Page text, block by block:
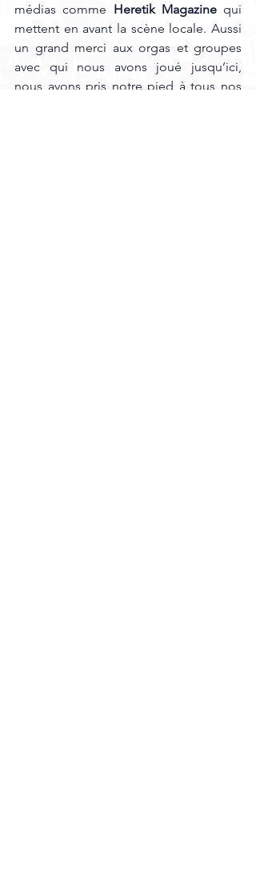
médias comme Heretik Magazine qui
mettent en avant la scène locale. Aussi
un grand merci aux orgas et groupes
avec qui nous avons joué jusqu’ici,
nous avons pris notre pied à tous nos